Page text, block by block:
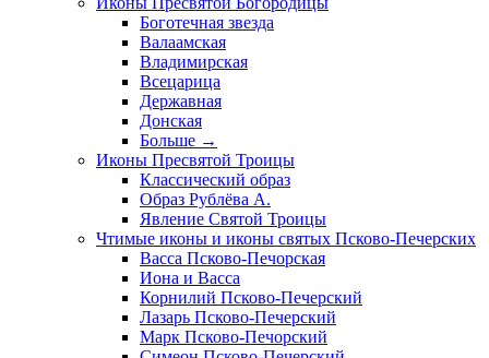
Боготечная звезда
Валаамская
Владимирская
Всецарица
Державная
Донская
Больше →
Иконы Пресвятой Троицы
Классический образ
Образ Рублёва А.
Явление Святой Троицы
Чтимые иконы и иконы святых Псково-Печерских
Васса Псково-Печорская
Иона и Васса
Корнилий Псково-Печерский
Лазарь Псково-Печерский
Марк Псково-Печорский